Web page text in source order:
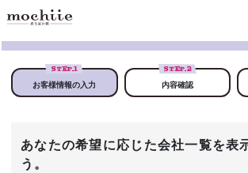
STEP.1
お客様情報の入力
STEP.2
内容確認
あなたの希望に応じた会社一覧を表
う。